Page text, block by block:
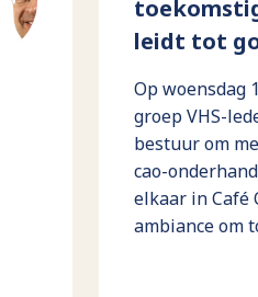
leidt tot
Op woensdag
groep VHS-
bestuur om
cao-
elkaar in Café
ambiance om